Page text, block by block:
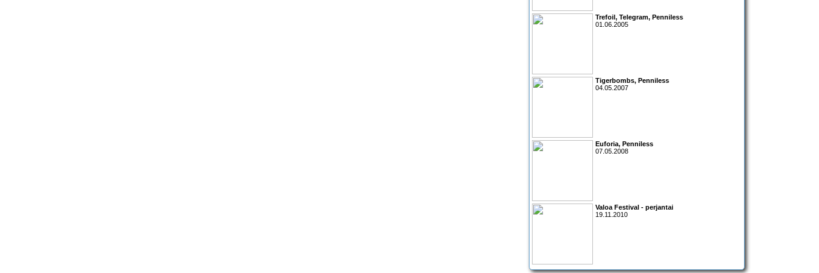
Trefoil, Telegram, Penniless
01.06.2005
Tigerbombs, Penniless
04.05.2007
Euforia, Penniless
07.05.2008
Valoa Festival - perjantai
19.11.2010